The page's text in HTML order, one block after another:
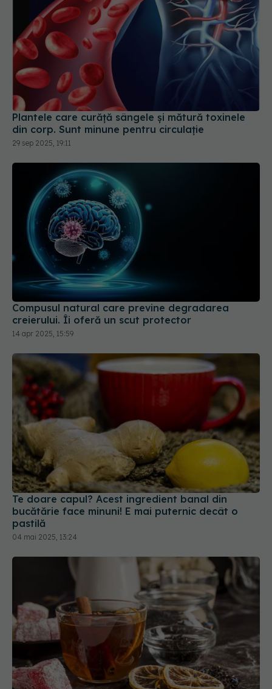
Plantele care curăță sângele și mătură toxinele
din corp. Sunt minune pentru circulație
29 sep 2025, 19:11
Compusul natural care previne degradarea
creierului. Îi oferă un scut protector
14 apr 2025, 15:59
Te doare capul? Acest ingredient banal din
bucătărie face minuni! E mai puternic decât o
pastilă
04 mai 2025, 13:24
6 ingrediente care să nu-ți lipsească din ceai
iarna asta. Rețeta pentru un ceai de iarnă
perfect